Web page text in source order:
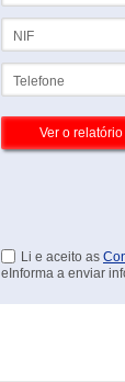
Li e aceito as
eInforma a enviar